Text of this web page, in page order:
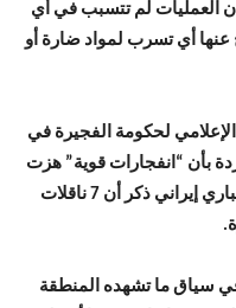
أن العمليات لم تتسبب في أي
عنها أي تسرب لمواد ضارة أو
لحكومة الفجيرة في
بأن “انفجارات قوية” هزت
ميناء الفجيرة فجر الأحد. وكان موقع إخباري إيراني ذكر أن 7 ناقلات
سياق ما تشهده المنطقة